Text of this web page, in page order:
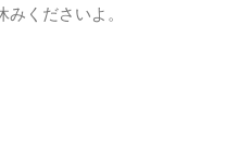
くださいよ。